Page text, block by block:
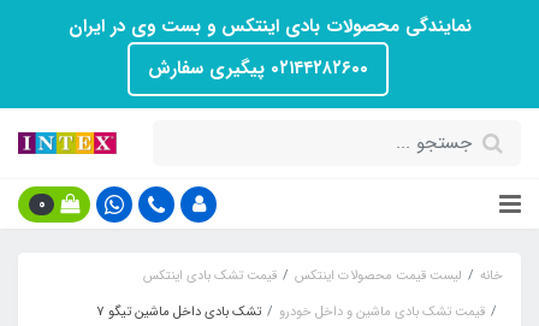
نمایندگی محصولات بادی اینتکس و بست وی در ایران
۰۲۱۴۴۲۸۲۶۰۰ پیگیری سفارش
0
خانه لیست قیمت محصولات اینتکس
قیمت تشک بادی اینتکس
قیمت تشک بادی ماشین و داخل خودرو
تشک بادی داخل ماشین تیگو 7